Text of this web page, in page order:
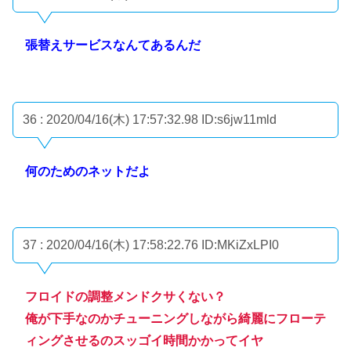
張替えサービスなんてあるんだ
36 : 2020/04/16(木) 17:57:32.98 ID:s6jw11mld
何のためのネットだよ
37 : 2020/04/16(木) 17:58:22.76 ID:MKiZxLPI0
フロイドの調整メンドクサくない？
俺が下手なのかチューニングしながら綺麗にフローテ
ィングさせるのスッゴイ時間かかってイヤ